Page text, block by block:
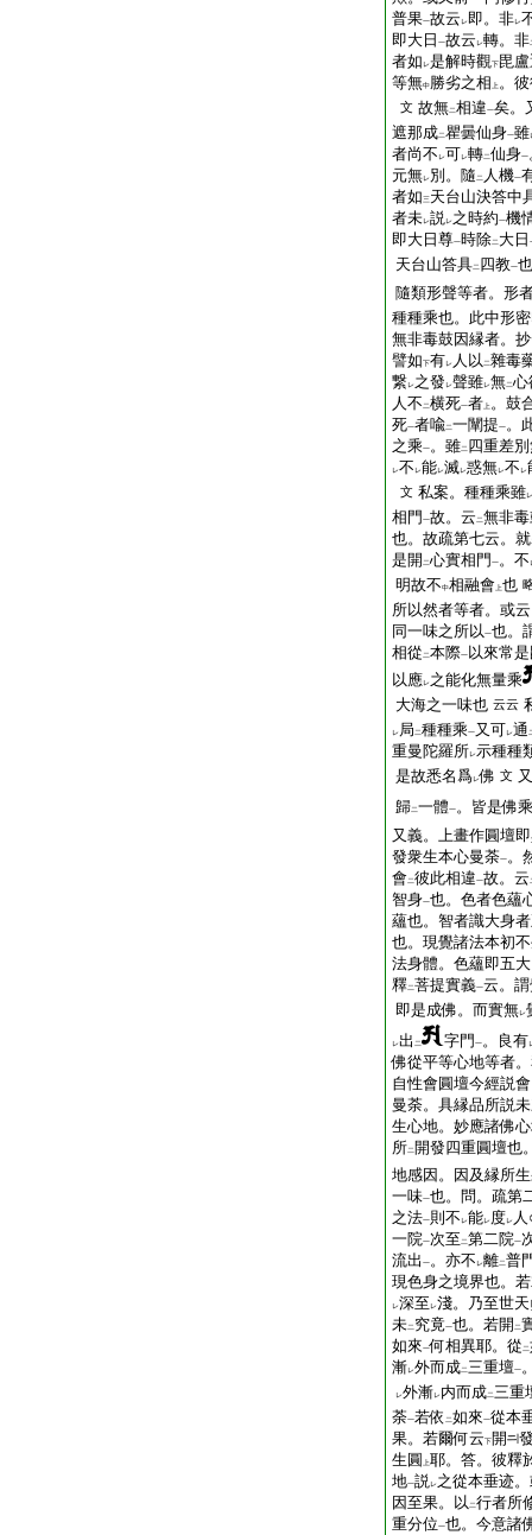
普果一故云 レ即。非レ
即大日 一故云 レ轉。非
者如 レ是解時觀下毘
等無中勝劣之相 上 。
文 故無二相違一矣。
遮那成二瞿曇仙身一雖
者尚不 レ可レ轉二仙身一
元無レ別。隨 二 人機一
者如三天台山決答中
者未レ説レ之時約一機
即大日尊一時除二 大日
天台山答具二 四教一也
隨類形聲等者。形
種種乘也。此中形
無非毒鼓因縁者。
譬如下有レ 人以 二雜毒
繋レ之發 レ聲雖レ無二心
人不 二横死一者 上 。鼓
死一者喩二一闡提一。
之乘一。雖二 四重差
レ不 レ能レ滅レ惑無レ不 レ
文 私案。種種乘雖レ
相門 一故。云 二無非
也。故疏第七云。就
是開 二心實相門 一。不
明故不中相融會 上也
所以然者等者。或
同一味之所以一也。
相從 二本際一 以來常
以應レ之能化無量乘
大海之一味也 云云
レ局 二種種乘一又可レ通
重曼陀羅所レ示種種
是故悉名爲レ佛 文
歸二一體一。皆是佛乘
又義。上畫作圓壇
發衆生本心曼荼一。
會二彼此相違一故。云
智身一也。色者色蘊
蘊也。智者識大身
也。現覺諸法本初
法身體。色蘊即五
釋二菩提實義一云。
即是成佛。而實無レ
レ出 二 字門 一。良有
佛從平等心地等者
自性會圓壇今經説
曼荼。具縁品所説
生心地。妙應諸佛
所二 開發四重圓壇也
地感因。因及縁所
一味一也。問。疏第
之法一則不 レ能レ度レ
一院一次至 二第二院一
流出 一。亦不 レ離二普
現色身之境界也。
レ深至 レ淺。乃至世
未二 究竟一也。若開 二
如來一何相異耶。從 二
漸レ外而成二三重壇一
レ外漸レ内而成二三重
荼一若依 二如來一從本
果。若爾何云下開
生圓
上耶。答。彼釋
地一説レ之從本垂迹
因至果。以 二行者所
重分位一也。今意諸